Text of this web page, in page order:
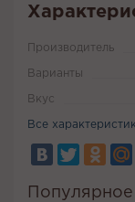
Производитель
Варианты
Вкус
Все
Популярное